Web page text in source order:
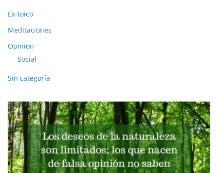
Ex-toico
Meditaciones
Opinion
Social
Sin categoría